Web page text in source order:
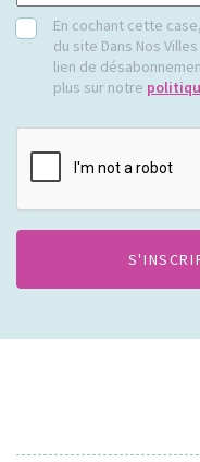
RGPDEn cochant cette
du site Dans Nos
lien de
plus sur notre
CAPTCHA